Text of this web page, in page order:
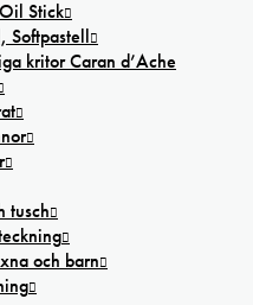
Stick
Softpastell
kritor Caran d’Ache
tusch
och barn